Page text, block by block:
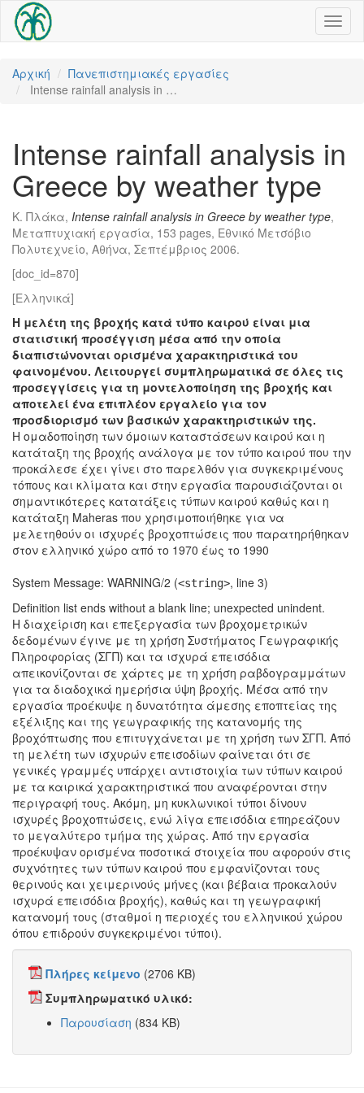
Αρχική
Πανεπιστημιακές εργασίες
Intense rainfall analysis in …
Intense rainfall analysis in
Greece by weather type
Κ. Πλάκα, Intense rainfall analysis in Greece by weather type,
Μεταπτυχιακή εργασία, 153 pages, Εθνικό Μετσόβιο
Πολυτεχνείο, Αθήνα, Σεπτέμβριος 2006.
[doc_id=870]
[Ελληνικά]
Η μελέτη της βροχής κατά τύπο καιρού είναι μια
στατιστική προσέγγιση μέσα από την οποία
διαπιστώνονται ορισμένα χαρακτηριστικά του
φαινομένου. Λειτουργεί συμπληρωματικά σε όλες τις
προσεγγίσεις για τη μοντελοποίηση της βροχής και
αποτελεί ένα επιπλέον εργαλείο για τον
προσδιορισμό των βασικών χαρακτηριστικών της.
Η ομαδοποίηση των όμοιων καταστάσεων καιρού και η
κατάταξη της βροχής ανάλογα με τον τύπο καιρού που την
προκάλεσε έχει γίνει στο παρελθόν για συγκεκριμένους
τόπους και κλίματα και στην εργασία παρουσιάζονται οι
σημαντικότερες κατατάξεις τύπων καιρού καθώς και η
κατάταξη Maheras που χρησιμοποιήθηκε για να
μελετηθούν οι ισχυρές βροχοπτώσεις που παρατηρήθηκαν
στον ελληνικό χώρο από το 1970 έως το 1990
System Message: WARNING/2 (<string>, line 3)
Definition list ends without a blank line; unexpected unindent.
Η διαχείριση και επεξεργασία των βροχομετρικών
δεδομένων έγινε με τη χρήση Συστήματος Γεωγραφικής
Πληροφορίας (ΣΓΠ) και τα ισχυρά επεισόδια
απεικονίζονται σε χάρτες με τη χρήση ραβδογραμμάτων
για τα διαδοχικά ημερήσια ύψη βροχής. Μέσα από την
εργασία προέκυψε η δυνατότητα άμεσης εποπτείας της
εξέλιξης και της γεωγραφικής της κατανομής της
βροχόπτωσης που επιτυγχάνεται με τη χρήση των ΣΓΠ. Από
τη μελέτη των ισχυρών επεισοδίων φαίνεται ότι σε
γενικές γραμμές υπάρχει αντιστοιχία των τύπων καιρού
με τα καιρικά χαρακτηριστικά που αναφέρονται στην
περιγραφή τους. Ακόμη, μη κυκλωνικοί τύποι δίνουν
ισχυρές βροχοπτώσεις, ενώ λίγα επεισόδια επηρεάζουν
το μεγαλύτερο τμήμα της χώρας. Από την εργασία
προέκυψαν ορισμένα ποσοτικά στοιχεία που αφορούν στις
συχνότητες των τύπων καιρού που εμφανίζονται τους
θερινούς και χειμερινούς μήνες (και βέβαια προκαλούν
ισχυρά επεισόδια βροχής), καθώς και τη γεωγραφική
κατανομή τους (σταθμοί η περιοχές του ελληνικού χώρου
όπου επιδρούν συγκεκριμένοι τύποι).
Πλήρες κείμενο (2706 KB)
Συμπληρωματικό υλικό:
Παρουσίαση (834 KB)